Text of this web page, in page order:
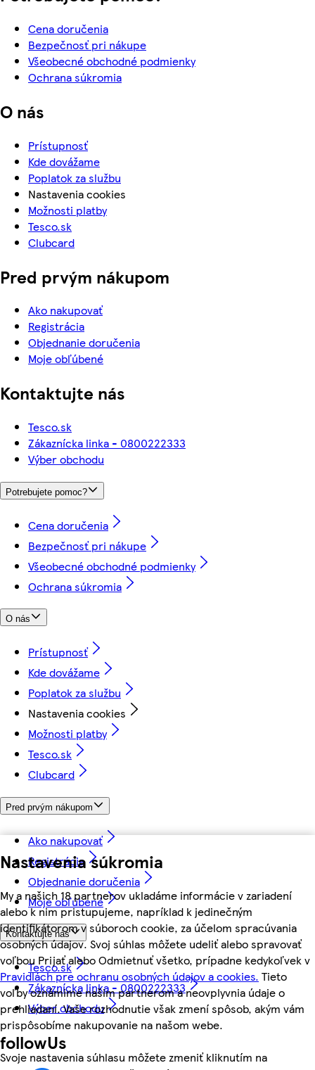
Nastavenia súkromia
My a našich 18 partnerov ukladáme informácie v zariadení
alebo k nim pristupujeme, napríklad k jedinečným
identifikátorom v súboroch cookie, za účelom spracúvania
osobných údajov. Svoj súhlas môžete udeliť alebo spravovať
voľbou Prijať alebo Odmietnuť všetko, prípadne kedykoľvek v
Pravidlách pre ochranu osobných údajov a cookies. Tieto
voľby oznámime našim partnerom a neovplyvnia údaje o
prehliadaní. Vaše rozhodnutie však zmení spôsob, akým vám
prispôsobíme nakupovanie na našom webe.
Svoje nastavenia súhlasu môžete zmeniť kliknutím na
Cena doručenia
Bezpečnosť pri nákupe
Všeobecné obchodné podmienky
Ochrana súkromia
O nás
Prístupnosť
Kde dovážame
Poplatok za službu
Nastavenia cookies
Možnosti platby
Tesco.sk
Clubcard
Pred prvým nákupom
Ako nakupovať
Registrácia
Objednanie doručenia
Moje obľúbené
Kontaktujte nás
Tesco.sk
Zákaznícka linka - 0800222333
Výber obchodu
Potrebujete pomoc?
Cena doručenia
Bezpečnosť pri nákupe
Všeobecné obchodné podmienky
Ochrana súkromia
O nás
Prístupnosť
Kde dovážame
Poplatok za službu
Nastavenia cookies
Možnosti platby
Tesco.sk
Clubcard
Pred prvým nákupom
Ako nakupovať
Registrácia
Objednanie doručenia
Moje obľúbené
Kontaktujte nás
Tesco.sk
Zákaznícka linka - 0800222333
Výber obchodu
followUs